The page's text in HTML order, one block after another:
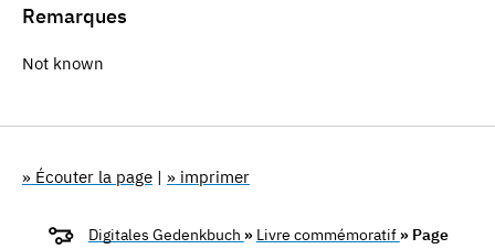
Remarques
Not known
» Écouter la page | » imprimer
Digitales Gedenkbuch » Livre commémoratif » Page